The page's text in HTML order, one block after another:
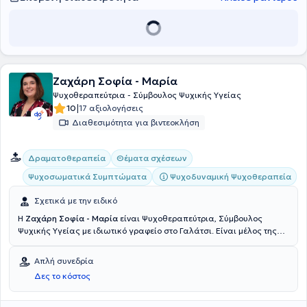
οπτικές. Εργάζεται ιδιωτικά ατομικά και με ομάδες ως αναλυτική
ψυχοθεραπεύτρια και ομαδική αναλύτρια.
Ζαχάρη Σοφία - Μαρία
Ψυχοθεραπεύτρια - Σύμβουλος Ψυχικής Υγείας
10|17 αξιολογήσεις
Διαθεσιμότητα για βιντεοκλήση
Δραματοθεραπεία
Θέματα σχέσεων
Ψυχοσωματικά Συμπτώματα
Ψυχοδυναμική Ψυχοθεραπεία
Σχετικά με την ειδικό
Η Ζαχάρη Σοφία - Μαρία είναι Ψυχοθεραπεύτρια, Σύμβουλος
Ψυχικής Υγείας με ιδιωτικό γραφείο στο Γαλάτσι. Είναι μέλος της
και της Ομαδικής Ανάλυσης & Ψυχοθεραπείας και Ελληνική
Ομαδική Αναλυτική “ΚΟΙΝΩΝΙΑ” . Μετά το πέρας των σπουδών της
στην Φιλολογία στο Εθνικό Καποδιστριακό Πανεπιστήμιο Αθηνών
ακολούθησε τριετείς μεταπτυχιακές εξειδικεύσεις στην
Απλή συνεδρία
Δες το κόστος